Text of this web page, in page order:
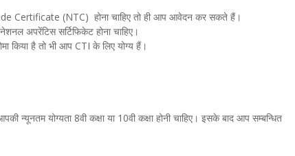
Certificate (NTC) होना चाहिए तो ही आप आवेदन कर सकते हैं।
अपरेंटिस सर्टिफिकेट होना चाहिए।
किया है तो भी आप CTI के लिए योग्य हैं।
न्यूनतम योग्यता 8वी कक्षा या 10वी कक्षा होनी चाहिए। इसके बाद आप सम्बन्धित